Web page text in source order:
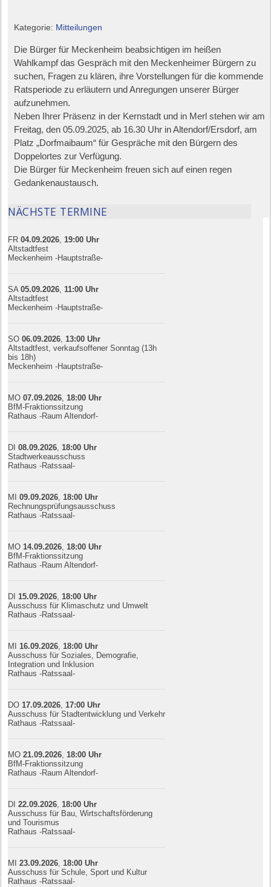
Kategorie: Mitteilungen
Die Bürger für Meckenheim beabsichtigen im heißen
Wahlkampf das Gespräch mit den Meckenheimer Bürgern zu
suchen, Fragen zu klären, ihre Vorstellungen für die kommende
Ratsperiode zu erläutern und Anregungen unserer Bürger
aufzunehmen.
Neben Ihrer Präsenz in der Kernstadt und in Merl stehen wir am
Freitag, den 05.09.2025, ab 16.30 Uhr in Altendorf/Ersdorf, am
Platz „Dorfmaibaum“ für Gespräche mit den Bürgern des
Doppelortes zur Verfügung.
Die Bürger für Meckenheim freuen sich auf einen regen
Gedankenaustausch.
NÄCHSTE TERMINE
FR04.09.2026 19:00 Uhr
Altstadtfest
Meckenheim -Hauptstraße-
SA05.09.2026 11:00 Uhr
Altstadtfest
Meckenheim -Hauptstraße-
SO06.09.2026 13:00 Uhr
Altstadtfest, verkaufsoffener Sonntag (13h
bis 18h)
Meckenheim -Hauptstraße-
MO07.09.2026 18:00 Uhr
BfM-Fraktionssitzung
Rathaus -Raum Altendorf-
DI08.09.2026 18:00 Uhr
Stadtwerkeausschuss
Rathaus -Ratssaal-
MI09.09.2026 18:00 Uhr
Rechnungsprüfungsausschuss
Rathaus -Ratssaal-
MO 14.09.2026 18:00 Uhr
BfM-Fraktionssitzung
Rathaus -Raum Altendorf-
DI 15.09.2026 18:00 Uhr
Ausschuss für Klimaschutz und Umwelt
Rathaus -Ratssaal-
MI 16.09.2026 18:00 Uhr
Ausschuss für Soziales, Demografie,
Integration und Inklusion
Rathaus -Ratssaal-
DO 17.09.2026 17:00 Uhr
Ausschuss für Stadtentwicklung und Verkehr
Rathaus -Ratssaal-
MO21.09.2026 18:00 Uhr
BfM-Fraktionssitzung
Rathaus -Raum Altendorf-
DI22.09.2026 18:00 Uhr
Ausschuss für Bau, Wirtschaftsförderung
und Tourismus
Rathaus -Ratssaal-
MI23.09.2026 18:00 Uhr
Ausschuss für Schule, Sport und Kultur
Rathaus -Ratssaal-